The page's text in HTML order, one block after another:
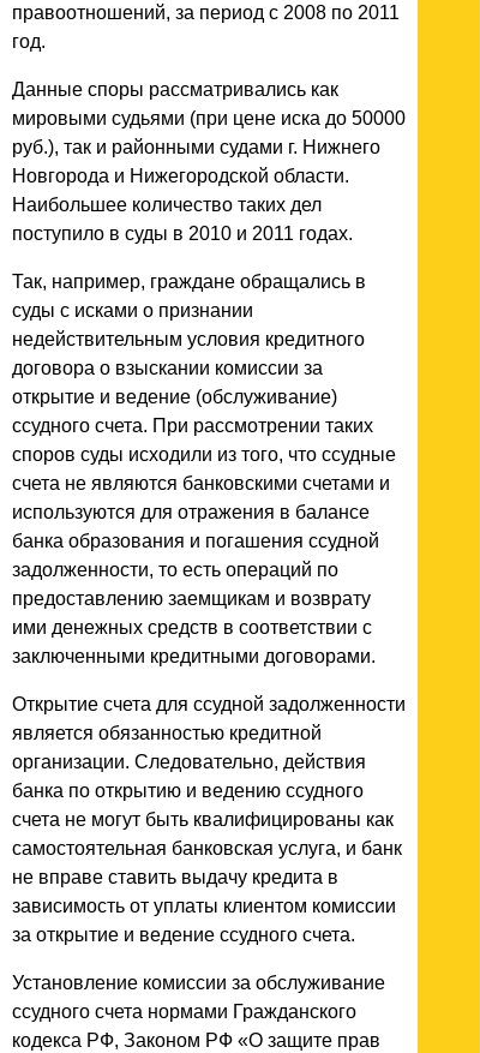
правоотношений, за период с 2008 по 2011
год.
Данные споры рассматривались как
мировыми судьями (при цене иска до 50000
руб.), так и районными судами г. Нижнего
Новгорода и Нижегородской области.
Наибольшее количество таких дел
поступило в суды в 2010 и 2011 годах.
Так, например, граждане обращались в
суды с исками о признании
недействительным условия кредитного
договора о взыскании комиссии за
открытие и ведение (обслуживание)
ссудного счета. При рассмотрении таких
споров суды исходили из того, что ссудные
счета не являются банковскими счетами и
используются для отражения в балансе
банка образования и погашения ссудной
задолженности, то есть операций по
предоставлению заемщикам и возврату
ими денежных средств в соответствии с
заключенными кредитными договорами.
Открытие счета для ссудной задолженности
является обязанностью кредитной
организации. Следовательно, действия
банка по открытию и ведению ссудного
счета не могут быть квалифицированы как
самостоятельная банковская услуга, и банк
не вправе ставить выдачу кредита в
зависимость от уплаты клиентом комиссии
за открытие и ведение ссудного счета.
Установление комиссии за обслуживание
ссудного счета нормами Гражданского
кодекса РФ, Законом РФ «О защите прав